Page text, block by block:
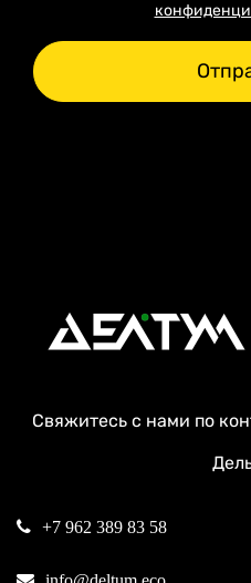
Свяжитесь с нами по
+7 962 389 83 58